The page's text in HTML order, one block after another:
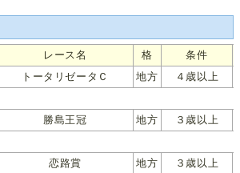
レース名 格
条件
トータリゼータＣ 地方 ４歳以上
勝島王冠 地方 ３歳以上
恋路賞 地方 ３歳以上